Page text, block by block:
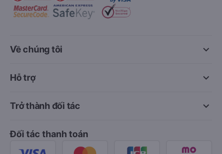
keyboard_arrow_down
Về chúng tôi
keyboard_arrow_down
Hỗ trợ
keyboard_arrow_down
Trở thành đối tác
Đối tác thanh toán